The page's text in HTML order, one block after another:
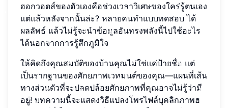
ฮอกวอตส์ของตัวเองคือช่วงเวลาวิเศษของใคร่รู้ตนเอง
แต่แล้วหลังจากนั้นล่ะ? หลายคนทำแบบทดสอบ ได้
ผลลัพธ์ แล้วไม่รู้จะนำข้อมูลอันทรงพลังนี้ไปใช้อะไร
ได้นอกจากการรู้สึกภูมิใจ
ให้คิดถึงคุณสมบัติของบ้านคุณไม่ใช่แค่ป้ายชื่อ แต่
เป็นรากฐานของศักยภาพเวทมนต์ของคุณ—แผนที่เส้น
ทางส่วนตัวที่จะปลดปล้อยศักยภาพที่คุณอาจไม่รู้ว่ามี
อยู่! บทความนี้จะแสดงวิธีแปลงโพรไฟล์บุคลิกภาพฮ